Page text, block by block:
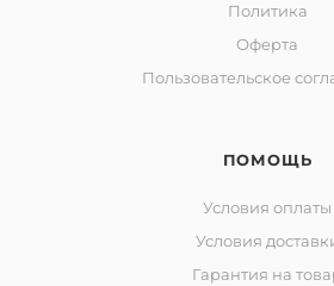
Политика
Оферта
Пользовательское
ПОМОЩЬ
Условия оплаты
Условия
Гарантия на